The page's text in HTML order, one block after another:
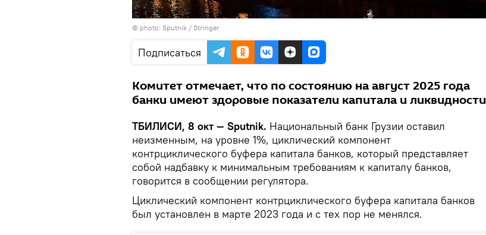
© photo: Sputnik / Stringer
Подписаться
Комитет отмечает, что по состоянию на август 2025 года
банки имеют здоровые показатели капитала и ликвидности
ТБИЛИСИ, 8 окт — Sputnik. Национальный банк Грузии оставил
неизменным, на уровне 1%, циклический компонент
контрциклического буфера капитала банков, который представляет
собой надбавку к минимальным требованиям к капиталу банков,
говорится в сообщении регулятора.
Циклический компонент контрциклического буфера капитала банков
был установлен в марте 2023 года и с тех пор не менялся.